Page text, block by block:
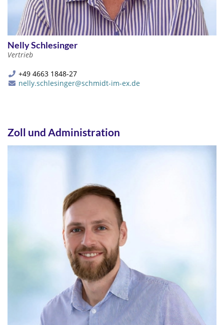
Nelly Schlesinger
Vertrieb
+49 4663 1848-27
nelly.schlesinger@schmidt-im-ex.de
Zoll und Administration